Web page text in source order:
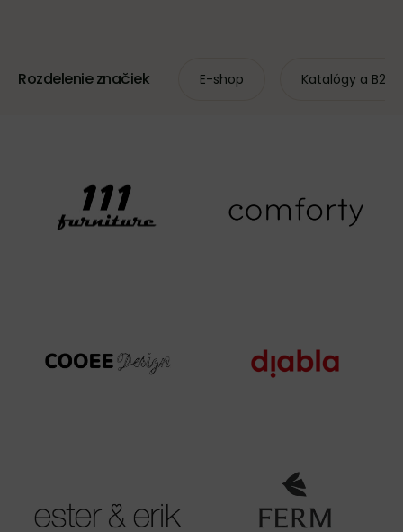
Rozdelenie značiek E-shop Katalógy a B2B